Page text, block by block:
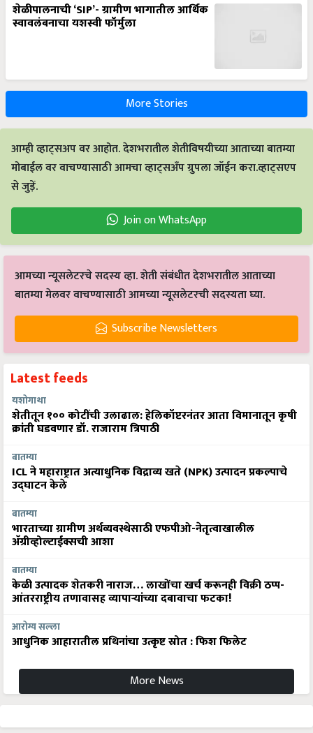
शेळीपालनाची ‘SIP’- ग्रामीण भागातील आर्थिक
स्वावलंबनाचा यशस्वी फॉर्मुला
More Stories
आम्ही व्हाट्सअप वर आहोत. देशभरातील शेतीविषयीच्या आताच्या बातम्या
मोबाईल वर वाचण्यासाठी आमचा व्हाट्सअँप ग्रुपला जॉईन करा.व्हाट्सएप
से जुड़ें.
Join on WhatsApp
आमच्या न्यूसलेटरचे सदस्य व्हा. शेती संबंधीत देशभरातील आताच्या
बातम्या मेलवर वाचण्यासाठी आमच्या न्यूसलेटरची सदस्यता घ्या.
Subscribe Newsletters
Latest feeds
यशोगाथा
शेतीतून १०० कोटींची उलाढाल: हेलिकॉप्टरनंतर आता विमानातून कृषी
क्रांती घडवणार डॉ. राजाराम त्रिपाठी
बातम्या
ICL ने महाराष्ट्रात अत्याधुनिक विद्राव्य खते (NPK) उत्पादन प्रकल्पाचे
उद्घाटन केले
बातम्या
भारताच्या ग्रामीण अर्थव्यवस्थेसाठी एफपीओ-नेतृत्वाखालील
अ‍ॅग्रीव्होल्टाईक्सची आशा
बातम्या
केळी उत्पादक शेतकरी नाराज… लाखोंचा खर्च करूनही विक्री ठप्प-
आंतरराष्ट्रीय तणावासह व्यापाऱ्यांच्या दबावाचा फटका!
आरोग्य सल्ला
आधुनिक आहारातील प्रथिनांचा उत्कृष्ट स्रोत : फिश फिलेट
More News